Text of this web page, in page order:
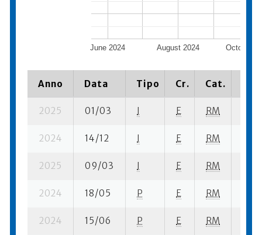
June 2024 August 2024 October
Anno Data Tipo Cr. Cat.
2025 01/03 I E RM
2024 14/12 I E RM
2025 09/03 I E RM
2024 18/05 P E RM
2024 15/06 P E RM